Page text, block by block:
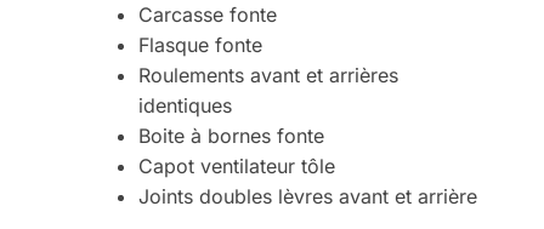
Carcasse fonte
Flasque fonte
Roulements avant et arrières
identiques
Boite à bornes fonte
Capot ventilateur tôle
Joints doubles lèvres avant et arrière